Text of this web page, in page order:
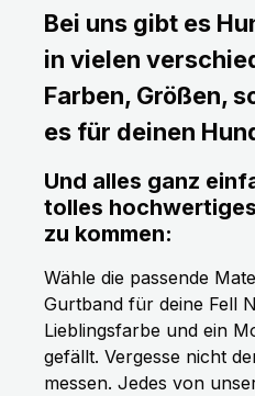
Bei uns gibt es
in vielen
Farben, Größen,
es für deinen
Und alles ganz
tolles
zu kommen:
Wähle die passende
Gurtband für deine Fell
Lieblingsfarbe und ein
gefällt. Vergesse nicht
messen. Jedes von